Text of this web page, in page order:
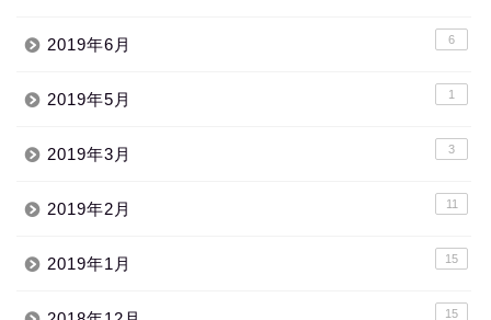
2019年6月 6
2019年5月 1
2019年3月 3
2019年2月 11
2019年1月 15
15